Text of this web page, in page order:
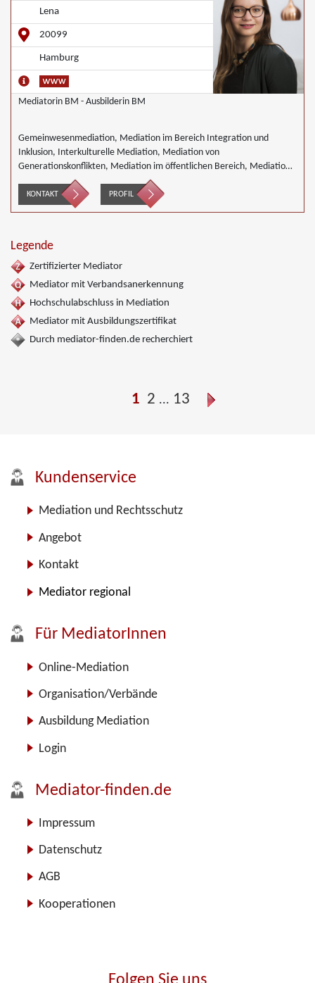
Lena
20099
Hamburg
Mediatorin BM - Ausbilderin BM
Gemeinwesenmediation, Mediation im Bereich Integration und
Inklusion, Interkulturelle Mediation, Mediation von
Generationskonflikten, Mediation im öffentlichen Bereich, Mediation
bei Team- und Gruppenkonflikten, Nachbarschaftsmediation,
Schulmediation
KONTAKT PROFIL
Legende
Zertifizierter Mediator
Mediator mit Verbandsanerkennung
Hochschulabschluss in Mediation
Mediator mit Ausbildungszertifikat
Durch mediator-finden.de recherchiert
1 2 ... 13
Kundenservice
Mediation und Rechtsschutz
Angebot
Kontakt
Mediator regional
Für MediatorInnen
Online-Mediation
Organisation/Verbände
Ausbildung Mediation
Login
Mediator-finden.de
Impressum
Datenschutz
AGB
Kooperationen